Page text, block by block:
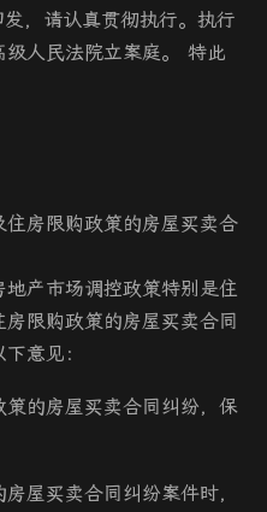
，请认真贯彻执行。执行
级人民法院立案庭。 特此
住房限购政策的房屋买卖合
产市场调控政策特别是住
房限购政策的房屋买卖合同
意见：
策的房屋买卖合同纠纷，保
房屋买卖合同纠纷案件时，